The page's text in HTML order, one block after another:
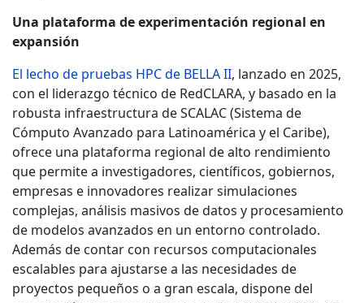
Una plataforma de experimentación regional en
expansión
El lecho de pruebas HPC de BELLA II, lanzado en 2025,
con el liderazgo técnico de RedCLARA, y basado en la
robusta infraestructura de SCALAC (Sistema de
Cómputo Avanzado para Latinoamérica y el Caribe),
ofrece una plataforma regional de alto rendimiento
que permite a investigadores, científicos, gobiernos,
empresas e innovadores realizar simulaciones
complejas, análisis masivos de datos y procesamiento
de modelos avanzados en un entorno controlado.
Además de contar con recursos computacionales
escalables para ajustarse a las necesidades de
proyectos pequeños o a gran escala, dispone del